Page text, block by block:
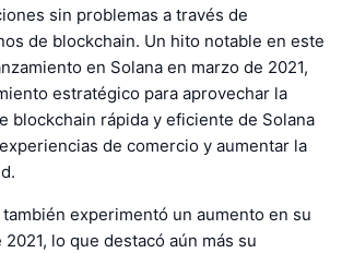
sin problemas a través de
de blockchain. Un hito notable en este
en Solana en marzo de 2021,
estratégico para aprovechar la
blockchain rápida y eficiente de Solana
de comercio y aumentar la
experimentó un aumento en su
lo que destacó aún más su